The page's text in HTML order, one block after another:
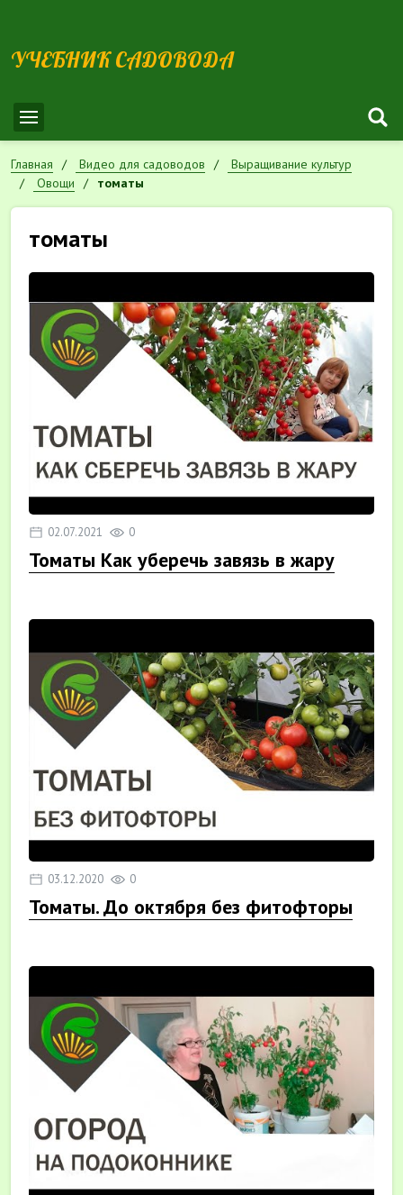
УЧЕБНИК САДОВОДА
Главная Видео для садоводов
Выращивание культур
Овощи
томаты
томаты
02.07.2021 0
Томаты Как уберечь завязь в жару
03.12.2020 0
Томаты. До октября без фитофторы